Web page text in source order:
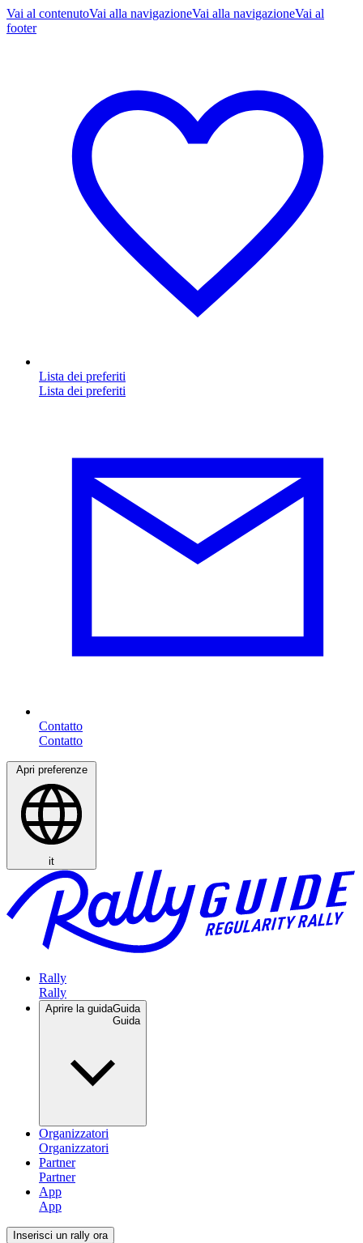
Vai al contenutoVai alla navigazioneVai alla navigazioneVai al
footer
Lista dei preferiti
Contatto
Apri preferenze
it
Rally
Aprire la guidaGuida
Organizzatori
Partner
App
Inserisci un rally ora